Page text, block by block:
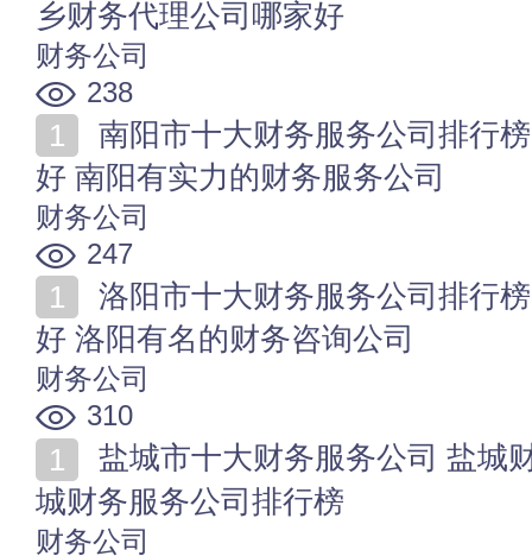
乡财务代理公司哪家好
财务公司
238
好 南阳有实力的财务服务公司
财务公司
247
好 洛阳有名的财务咨询公司
财务公司
310
城财务服务公司排行榜
财务公司